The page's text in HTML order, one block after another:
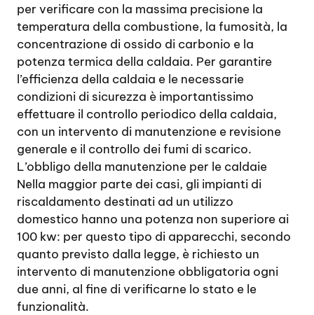
per verificare con la massima precisione la
temperatura della combustione, la fumosità, la
concentrazione di ossido di carbonio e la
potenza termica della caldaia. Per garantire
l’efficienza della caldaia e le necessarie
condizioni di sicurezza è importantissimo
effettuare il controllo periodico della caldaia,
con un intervento di manutenzione e revisione
generale e il controllo dei fumi di scarico.
L’obbligo della manutenzione per le caldaie
Nella maggior parte dei casi, gli impianti di
riscaldamento destinati ad un utilizzo
domestico hanno una potenza non superiore ai
100 kw: per questo tipo di apparecchi, secondo
quanto previsto dalla legge, è richiesto un
intervento di manutenzione obbligatoria ogni
due anni, al fine di verificarne lo stato e le
funzionalità.